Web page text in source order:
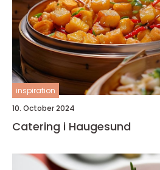
inspiration
10. October 2024
Catering i Haugesund